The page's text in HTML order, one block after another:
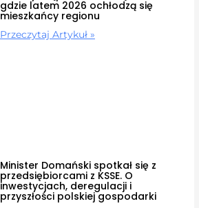
gdzie latem 2026 ochłodzą się
mieszkańcy regionu
Przeczytaj Artykuł »
Minister Domański spotkał się z
przedsiębiorcami z KSSE. O
inwestycjach, deregulacji i
przyszłości polskiej gospodarki